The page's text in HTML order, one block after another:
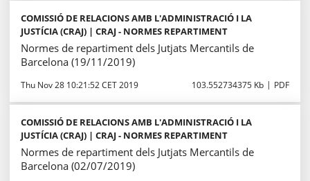
COMISSIÓ DE RELACIONS AMB L'ADMINISTRACIÓ I LA
JUSTÍCIA (CRAJ) | CRAJ - NORMES REPARTIMENT
Normes de repartiment dels Jutjats Mercantils de
Barcelona (19/11/2019)
Thu Nov 28 10:21:52 CET 2019 103.552734375 Kb PDF
COMISSIÓ DE RELACIONS AMB L'ADMINISTRACIÓ I LA
JUSTÍCIA (CRAJ) | CRAJ - NORMES REPARTIMENT
Normes de repartiment dels Jutjats Mercantils de
Barcelona (02/07/2019)